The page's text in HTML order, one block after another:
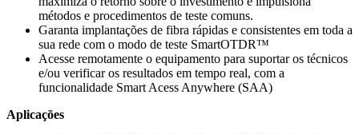
métodos e procedimentos de teste comuns.
Garanta implantações de fibra rápidas e consistentes em toda a
sua rede com o modo de teste SmartOTDR™
Acesse remotamente o equipamento para suportar os técnicos
e/ou verificar os resultados em tempo real, com a
funcionalidade Smart Acess Anywhere (SAA)
Aplicações